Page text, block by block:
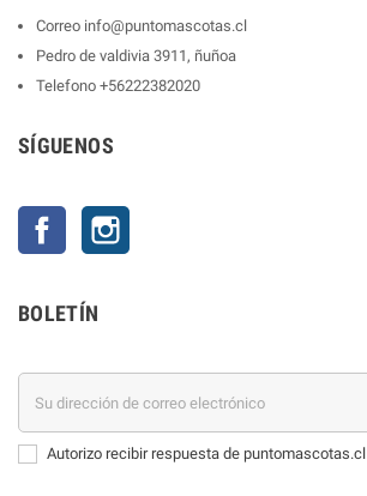
Correo info@puntomascotas.cl
Pedro de valdivia 3911, ñuñoa
Telefono +56222382020
SÍGUENOS
Facebook
BOLETÍN
Autorizo recibir respuesta de puntomascotas.cl